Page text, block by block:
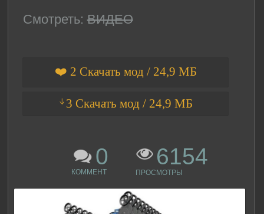
Смотреть: ВИДЕО
❤️ 2 Скачать мод / 24,9 МБ
ᛎ3 Скачать мод / 24,9 МБ
0
КОММЕНТ
6154
ПРОСМОТРЫ